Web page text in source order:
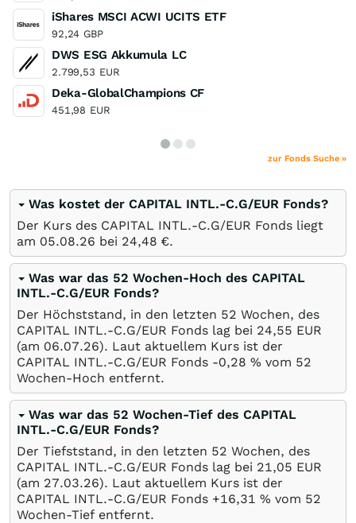
iShares MSCI ACWI UCITS ETF
92,24 GBP
DWS ESG Akkumula LC
2.799,53 EUR
Deka-GlobalChampions CF
451,98 EUR
zur Fonds Suche »
Was kostet der CAPITAL INTL.-C.G/EUR Fonds?
Der Kurs des CAPITAL INTL.-C.G/EUR Fonds liegt
am 05.08.26 bei 24,48 €.
Was war das 52 Wochen-Hoch des CAPITAL
INTL.-C.G/EUR Fonds?
Der Höchststand, in den letzten 52 Wochen, des
CAPITAL INTL.-C.G/EUR Fonds lag bei 24,55 EUR
(am 06.07.26). Laut aktuellem Kurs ist der
CAPITAL INTL.-C.G/EUR Fonds -0,28 % vom 52
Wochen-Hoch entfernt.
Was war das 52 Wochen-Tief des CAPITAL
INTL.-C.G/EUR Fonds?
Der Tiefststand, in den letzten 52 Wochen, des
CAPITAL INTL.-C.G/EUR Fonds lag bei 21,05 EUR
(am 27.03.26). Laut aktuellem Kurs ist der
CAPITAL INTL.-C.G/EUR Fonds +16,31 % vom 52
Wochen-Tief entfernt.